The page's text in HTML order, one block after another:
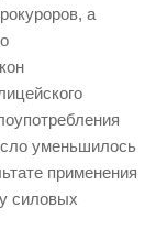
а
уменьшилось
применения
силовых